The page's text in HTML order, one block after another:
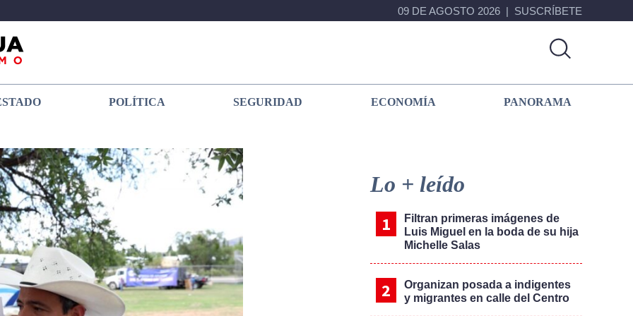
09 DE AGOSTO 2026 SUSCRÍBETE
POLÍTICA SEGURIDAD ECONOMÍA PANORAMA
Sidebar
Lo + leído
Filtran primeras imágenes de
Luis Miguel en la boda de su hija
Michelle Salas
Organizan posada a indigentes
y migrantes en calle del Centro